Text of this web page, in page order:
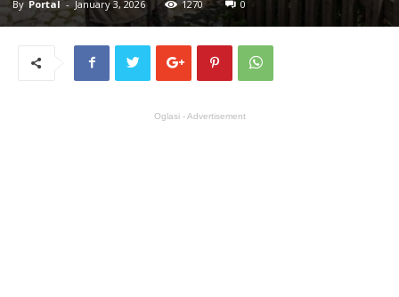
By Portal - January 3, 2026 1270 0
Oglasi - Advertisement